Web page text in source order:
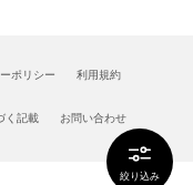
絞り込み
ポリシー 利用規約
く記載 お問い合わせ